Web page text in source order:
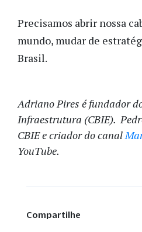
Precisamos abrir nossa
mundo, mudar de
Brasil.
Adriano Pires é fundador
Infraestrutura (CBIE).
CBIE e criador do canal
YouTube.
Compartilhe